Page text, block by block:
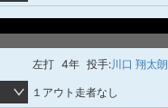
左打 4年 投手:川口 翔太朗
１アウト走者なし